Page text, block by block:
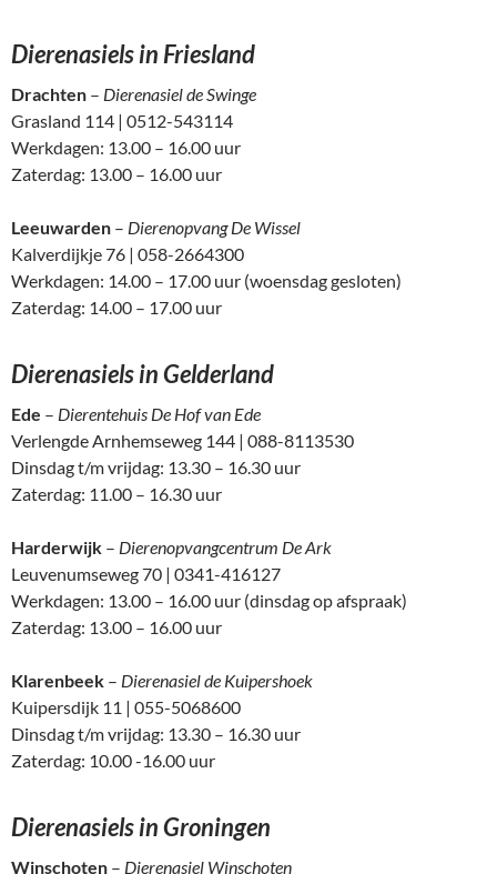
Dierenasiels in Friesland
Drachten – Dierenasiel de Swinge
Grasland 114 | 0512-543114
Werkdagen: 13.00 – 16.00 uur
Zaterdag: 13.00 – 16.00 uur
Leeuwarden – Dierenopvang De Wissel
Kalverdijkje 76 | 058-2664300
Werkdagen: 14.00 – 17.00 uur (woensdag gesloten)
Zaterdag: 14.00 – 17.00 uur
Dierenasiels in Gelderland
Ede – Dierentehuis De Hof van Ede
Verlengde Arnhemseweg 144 | 088-8113530
Dinsdag t/m vrijdag: 13.30 – 16.30 uur
Zaterdag: 11.00 – 16.30 uur
Harderwijk – Dierenopvangcentrum De Ark
Leuvenumseweg 70 | 0341-416127
Werkdagen: 13.00 – 16.00 uur (dinsdag op afspraak)
Zaterdag: 13.00 – 16.00 uur
Klarenbeek – Dierenasiel de Kuipershoek
Kuipersdijk 11 | 055-5068600
Dinsdag t/m vrijdag: 13.30 – 16.30 uur
Zaterdag: 10.00 -16.00 uur
Dierenasiels in Groningen
Winschoten – Dierenasiel Winschoten